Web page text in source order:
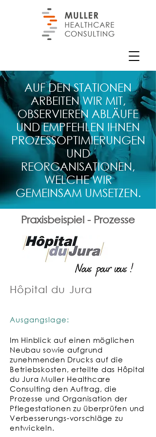
AUF DEN STATIONEN
ARBEITEN WIR MIT,
OBSERVIEREN ABLÄUFE
UND EMPFEHLEN IHNEN
PROZESSOPTIMIERUNGEN
UND
REORGANISATIONEN,
WELCHE WIR
GEMEINSAM UMSETZEN.
Praxisbeispiel - Prozesse
Hôpital du Jura
Ausgangslage:
Im Hinblick auf einen möglichen
Neubau sowie aufgrund
zunehmenden Drucks auf die
Betriebskosten, erteilte das Hôpital
du Jura Muller Healthcare
Consulting den Auftrag, die
Prozesse und Organisation der
Pflegestationen zu überprüfen und
Verbesserungs-vorschläge zu
entwickeln.